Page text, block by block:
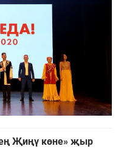
Җиңү көне» җыр